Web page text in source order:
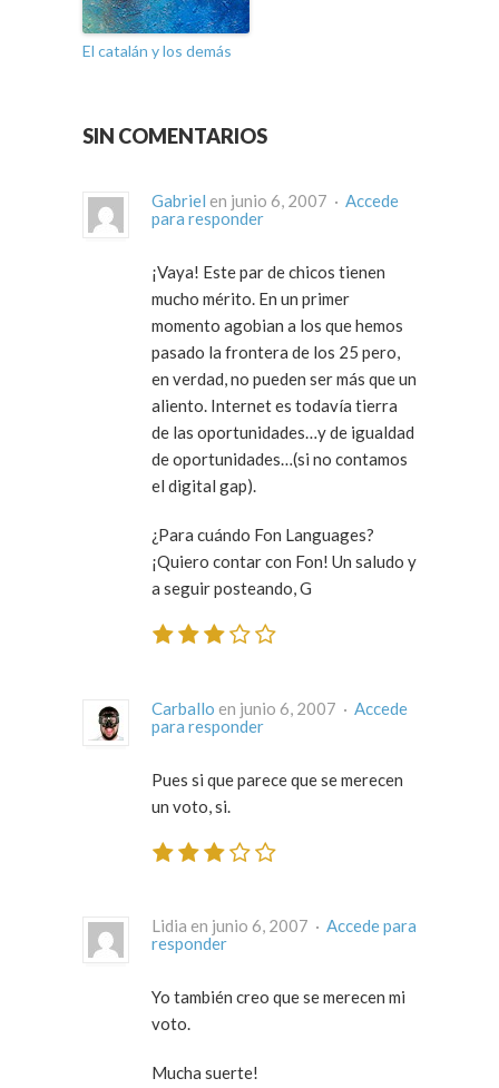
El catalán y los demás
SIN COMENTARIOS
Gabriel en junio 6, 2007 · Accede
para responder
¡Vaya! Este par de chicos tienen
mucho mérito. En un primer
momento agobian a los que hemos
pasado la frontera de los 25 pero,
en verdad, no pueden ser más que un
aliento. Internet es todavía tierra
de las oportunidades…y de igualdad
de oportunidades…(si no contamos
el digital gap).
¿Para cuándo Fon Languages?
¡Quiero contar con Fon! Un saludo y
a seguir posteando, G
Carballo en junio 6, 2007 · Accede
para responder
Pues si que parece que se merecen
un voto, si.
Lidia en junio 6, 2007 · Accede para
responder
Yo también creo que se merecen mi
voto.
Mucha suerte!